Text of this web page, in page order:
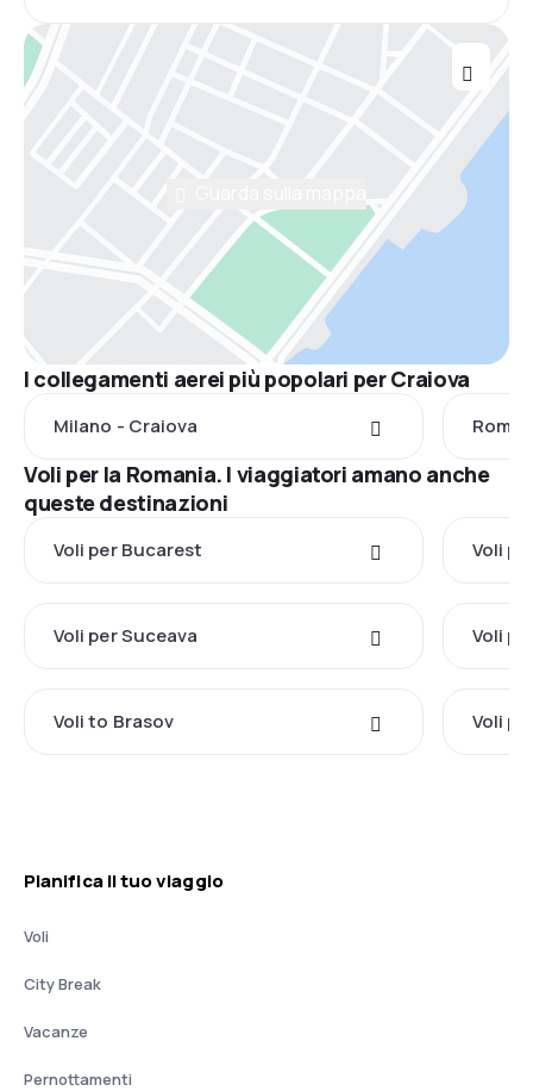
I collegamenti aerei più popolari per Craiova
Milano - Craiova Roma
Voli per la Romania. I viaggiatori amano anche
queste destinazioni
Voli per Bucarest Voli
Voli per Suceava Voli
Voli to Brasov Voli
Pianifica il tuo viaggio
Voli
City Break
Vacanze
Pernottamenti